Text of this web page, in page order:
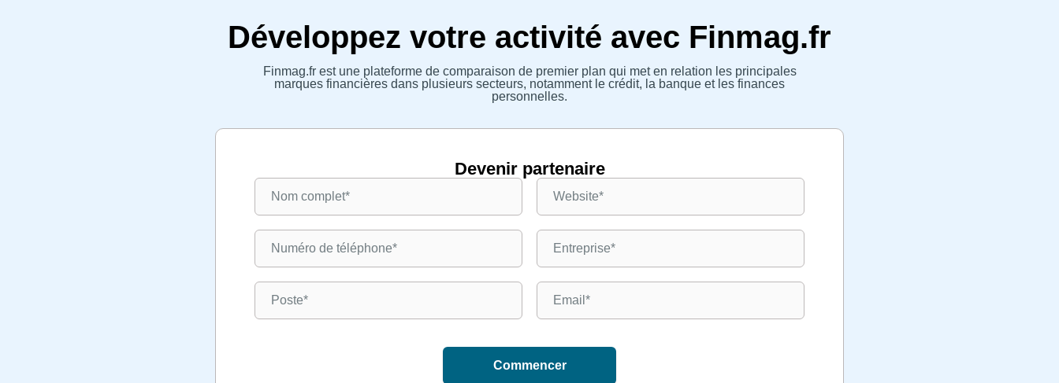
Développez votre activité avec Finmag.fr
Finmag.fr est une plateforme de comparaison de premier plan qui met en relation les principales
marques financières dans plusieurs secteurs, notamment le crédit, la banque et les finances
personnelles.
Devenir partenaire
Commencer